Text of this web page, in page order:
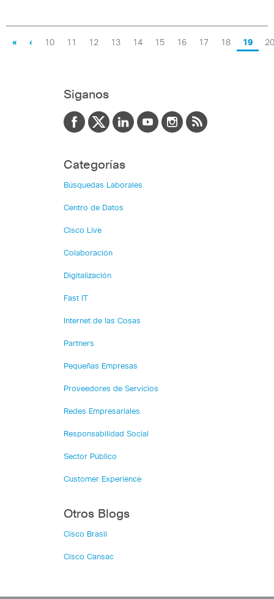
« ‹ 10 11 12 13 14 15 16 17 18 19 20
Siganos
Categorías
Búsquedas Laborales
Centro de Datos
Cisco Live
Colaboración
Digitalización
Fast IT
Internet de las Cosas
Partners
Pequeñas Empresas
Proveedores de Servicios
Redes Empresariales
Responsabilidad Social
Sector Público
Customer Experience
Otros Blogs
Cisco Brasil
Cisco Cansac